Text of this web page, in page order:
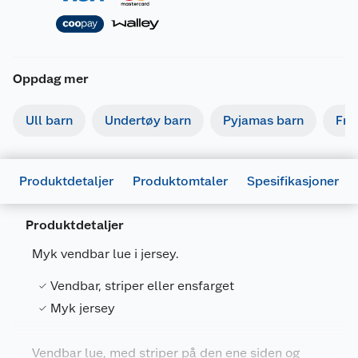
Oppdag mer
Ull barn Undertøy barn Pyjamas barn
Produktdetaljer Produktomtaler Spesifikasjoner
Produktdetaljer
Myk vendbar lue i jersey.
Vendbar, striper eller ensfarget
Myk jersey
Vendbar lue, med striper på den ene siden og
Leverandørens artikkelnummer
Farge
BURGUNDER